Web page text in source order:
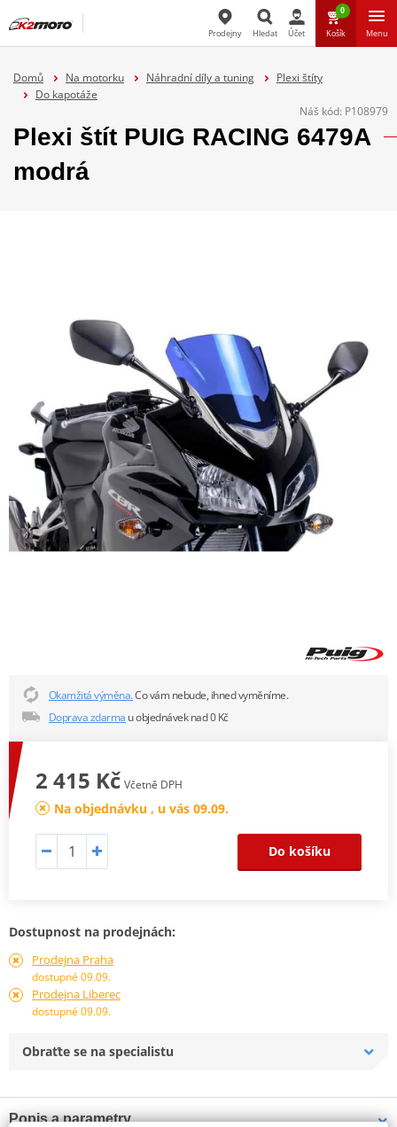
Prodejny Hledat Účet
0
Košík Menu
Domů Na motorku Náhradní díly a tuning
Plexi štíty
Do kapotáže
Náš kód: P108979
Plexi štít PUIG RACING 6479A
modrá
Okamžitá výměna.Co vám nebude, ihned vyměníme.
Doprava zdarma u objednávek nad 0 Kč
2 415 Kč Včetně DPH
Na objednávku , u vás 09.09.
Do košíku
Dostupnost na prodejnách:
Prodejna Praha
dostupné 09.09.
Prodejna Liberec
dostupné 09.09.
Obraťte se na specialistu
Popis a parametry